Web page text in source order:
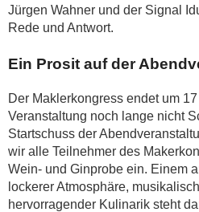
Jürgen Wahner und der Signal
Rede und Antwort.
Ein Prosit auf der
Der Maklerkongress endet um
Veranstaltung noch lange nicht
Startschuss der
wir alle Teilnehmer des
Wein- und Ginprobe ein. Einem
lockerer Atmosphäre,
hervorragender Kulinarik steht